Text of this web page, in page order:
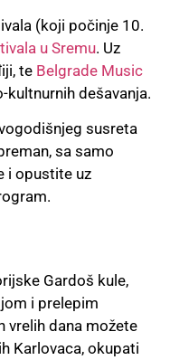
(koji počinje 10.
u Sremu. Uz
te Belgrade Music
kultnurnih dešavanja.
susreta
sa samo
i opustite uz
Gardoš kule,
i prelepim
vrelih dana možete
Karlovaca, okupati